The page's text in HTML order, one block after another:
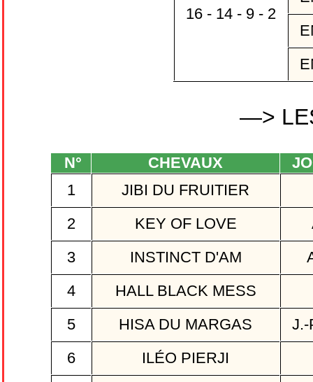
16 - 14 - 9 - 2
—>
N° CHEVAUX
1
JIBI DU FRUITIER
2
KEY OF LOVE
3
INSTINCT D'AM
4
HALL BLACK MESS
5
HISA DU MARGAS
J.-
6
ILÉO PIERJI